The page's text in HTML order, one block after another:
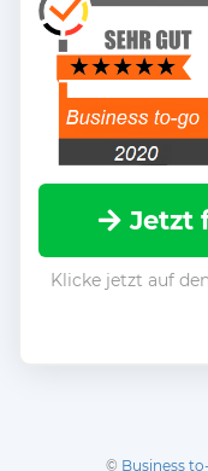
Jetzt
Klicke jetzt auf
© Business